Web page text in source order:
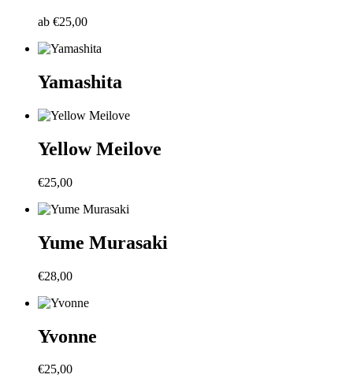
ab €25,00
Yamashita
Yellow Meilove
€25,00
Yume Murasaki
€28,00
Yvonne
€25,00